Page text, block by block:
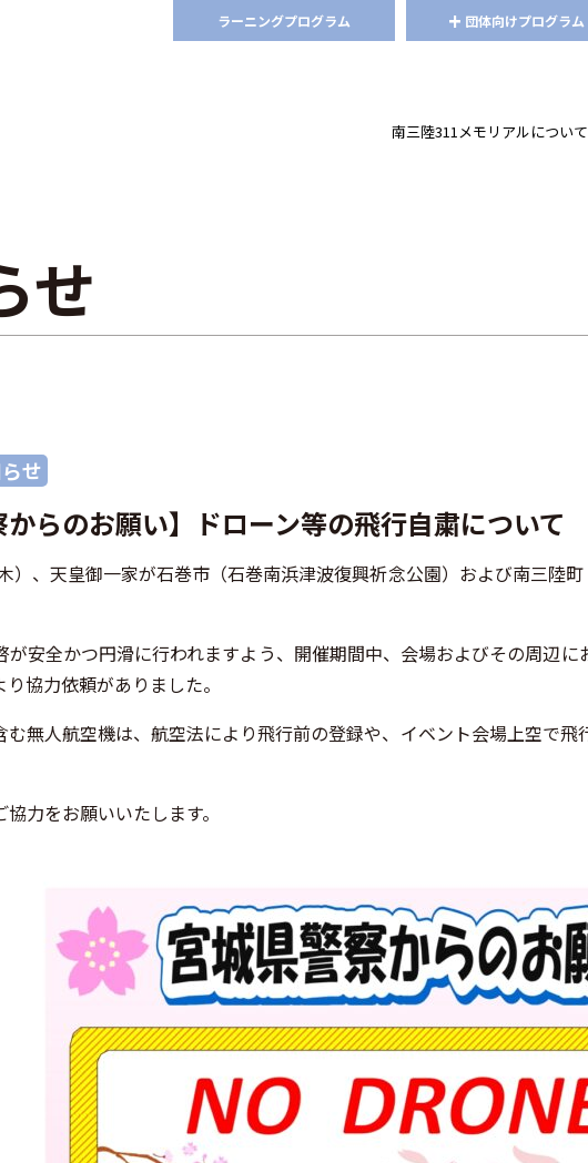
ラーニングプログラム + 団体向けプログラム
南三陸311メモリアルについて
せ
せ
からのお願い】ドローン等の飛行自粛について
）、天皇御一家が石巻市 （石巻南浜津波復興祈念公園）および南三陸町
が安全かつ円滑に行われますよう、開催期間中、会場およびその周辺に
協力依頼がありました。
む無人航空機は、航空法により飛行前の登録や、イベント会場上空で
力をお願いいたします。